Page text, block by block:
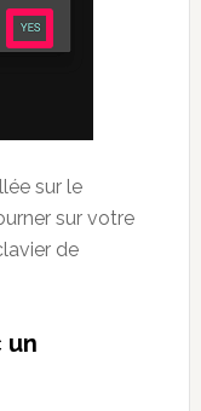
sur le
sur votre
de
un